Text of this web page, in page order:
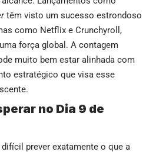
têm visto um sucesso estrondoso
como Netflix e Crunchyroll ,
força global. A contagem
muito bem estar alinhada com
estratégico que visa esse
no Dia 9 de
prever exatamente o que a